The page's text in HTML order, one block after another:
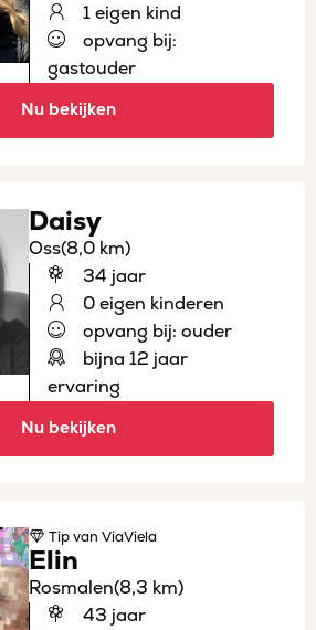
1 eigen kind
opvang bij:
gastouder
Nu bekijken
Daisy
Oss(8,0 km)
34 jaar
0 eigen kinderen
opvang bij: ouder
bijna 12 jaar
ervaring
Nu bekijken
Tipvan ViaViela
Elin
Rosmalen(8,3 km)
43 jaar